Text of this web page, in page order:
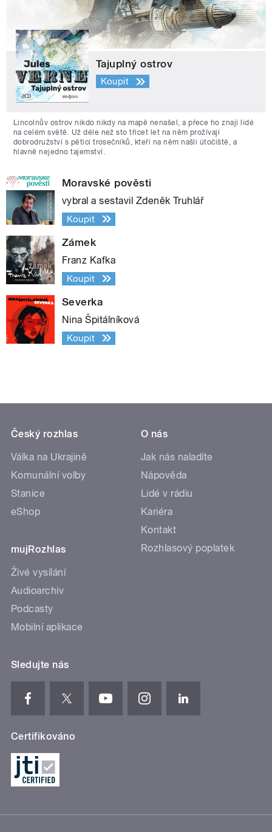
Tajuplný ostrov
Koupit
Lincolnův ostrov nikdo nikdy na mapě nenašel, a přece ho znají lidé
na celém světě. Už déle než sto třicet let na něm prožívají
dobrodružství s pěticí trosečníků, kteří na něm našli útočiště, a
hlavně nejedno tajemství.
Moravské pověsti
vybral a sestavil Zdeněk Truhlář
Koupit
Zámek
Franz Kafka
Koupit
Severka
Nina Špitálníková
Koupit
Český rozhlas
Válka na Ukrajině
Komunální volby
Stanice
eShop
mujRozhlas
Živé vysílání
Audioarchiv
Podcasty
Mobilní aplikace
O nás
Jak nás naladíte
Nápověda
Lidé v rádiu
Kariéra
Kontakt
Rozhlasový poplatek
Sledujte nás
Certifikováno